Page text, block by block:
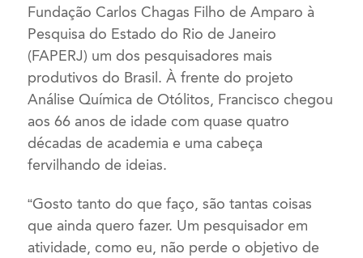
Fundação Carlos Chagas Filho de Amparo à
Pesquisa do Estado do Rio de Janeiro
(FAPERJ) um dos pesquisadores mais
produtivos do Brasil. À frente do projeto
Análise Química de Otólitos, Francisco chegou
aos 66 anos de idade com quase quatro
décadas de academia e uma cabeça
fervilhando de ideias.
“Gosto tanto do que faço, são tantas coisas
que ainda quero fazer. Um pesquisador em
atividade, como eu, não perde o objetivo de